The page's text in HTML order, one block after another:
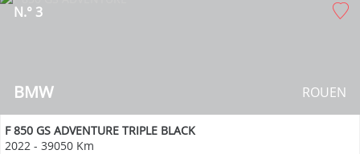
BMW
N.° 3
ROUEN
F 850 GS ADVENTURE TRIPLE BLACK
2022 - 39050 Km